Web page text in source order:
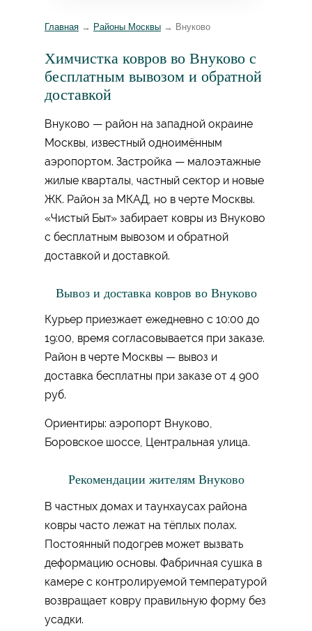
Главная → Районы Москвы → Внуково
Химчистка ковров во Внуково с
бесплатным вывозом и обратной
доставкой
Внуково — район на западной окраине
Москвы, известный одноимённым
аэропортом. Застройка — малоэтажные
жилые кварталы, частный сектор и новые
ЖК. Район за МКАД, но в черте Москвы.
«Чистый Быт» забирает ковры из Внуково
с бесплатным вывозом и обратной
доставкой и доставкой.
Вывоз и доставка ковров во Внуково
Курьер приезжает ежедневно с 10:00 до
19:00, время согласовывается при заказе.
Район в черте Москвы — вывоз и
доставка бесплатны при заказе от 4 900
руб.
Ориентиры: аэропорт Внуково,
Боровское шоссе, Центральная улица.
Рекомендации жителям Внуково
В частных домах и таунхаусах района
ковры часто лежат на тёплых полах.
Постоянный подогрев может вызвать
деформацию основы. Фабричная сушка в
камере с контролируемой температурой
возвращает ковру правильную форму без
усадки.